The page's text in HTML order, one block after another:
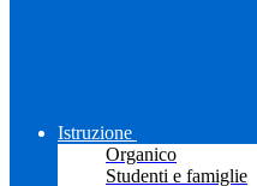
Istruzione
Organico
Studenti e famiglie